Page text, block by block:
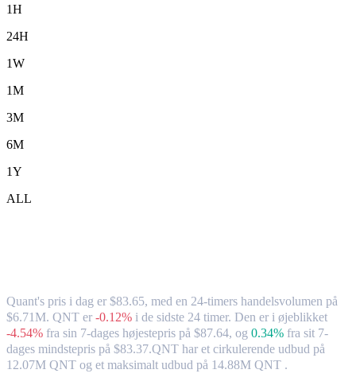
1H
24H
1W
1M
3M
6M
1Y
ALL
Quant's pris i dag er $83.65, med en 24-timers handelsvolumen på
$6.71M. QNT er -0.12% i de sidste 24 timer. Den er i øjeblikket
-4.54% fra sin 7-dages højestepris på $87.64, og 0.34% fra sit 7-
dages mindstepris på $83.37.QNT har et cirkulerende udbud på
12.07M QNT og et maksimalt udbud på 14.88M QNT .